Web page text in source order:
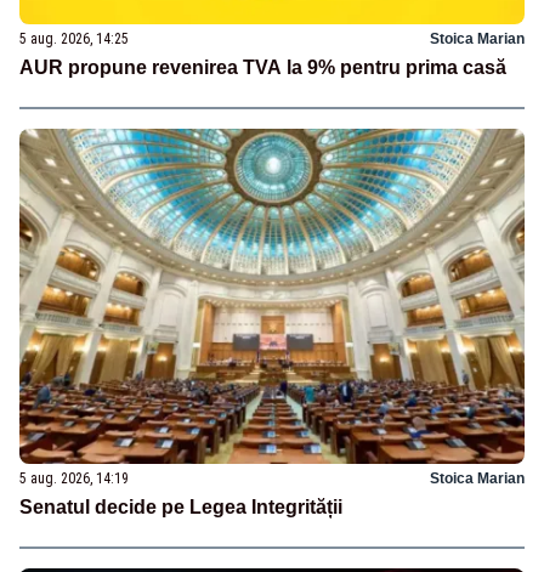
5 aug. 2026, 14:25 Stoica Marian
AUR propune revenirea TVA la 9% pentru prima casă
5 aug. 2026, 14:19 Stoica Marian
Senatul decide pe Legea Integrității